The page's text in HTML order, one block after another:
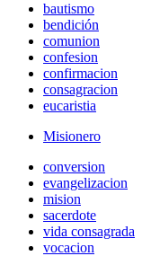
bautismo
bendición
comunion
confesion
confirmacion
consagracion
eucaristia
Misionero
conversion
evangelizacion
mision
sacerdote
vida consagrada
vocacion